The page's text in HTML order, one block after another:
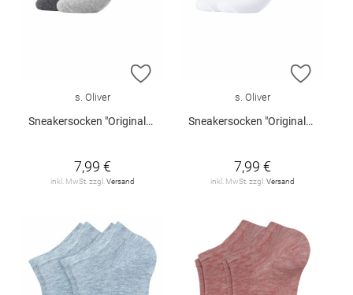
ZUR WUNSCHLISTE HINZUFÜGEN
s. Oliver
Sneakersocken "Originals Organic", 2er-Pack
7,99 €
inkl. MwSt. zzgl. Versand
ZUR
s. Oliver
Sneakersocken "Originals Organic", 2er-Pack
7,99 €
inkl. MwSt. zzgl. Versand